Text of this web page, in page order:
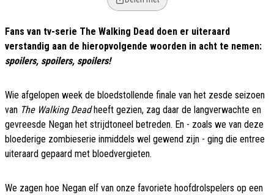
Fans van tv-serie The Walking Dead doen er uiteraard
verstandig aan de hieropvolgende woorden in acht te nemen:
spoilers, spoilers, spoilers!
Wie afgelopen week de bloedstollende finale van het zesde seizoen
van The Walking Deadheeft gezien, zag daar de langverwachte en
gevreesde Negan het strijdtoneel betreden. En - zoals we van deze
bloederige zombieserie inmiddels wel gewend zijn - ging die entree
uiteraard gepaard met bloedvergieten.
We zagen hoe Negan elf van onze favoriete hoofdrolspelers op een